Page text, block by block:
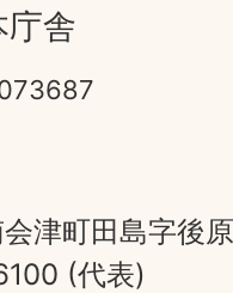
庁舎
津町田島字後
(代表)